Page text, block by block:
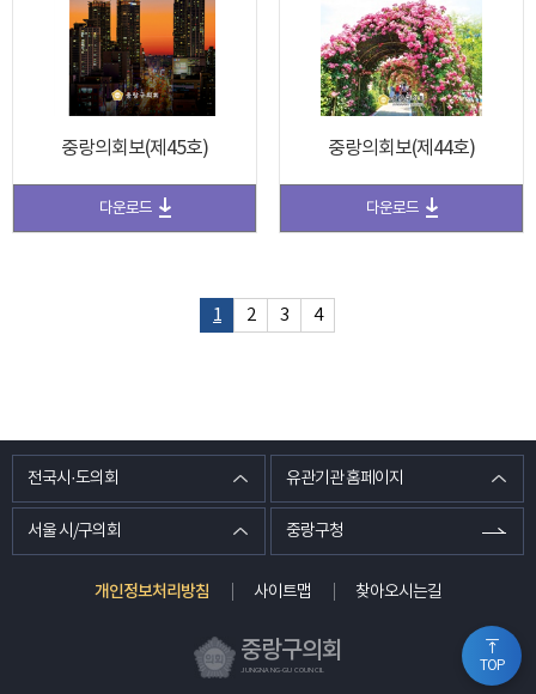
중랑의회보(제45호)
다운로드
중랑의회보(제44호)
다운로드
1 2 3 4
TOP
전국시·도의회 유관기관 홈페이지
서울 시/구의회 중랑구청
개인정보처리방침 사이트맵 찾아오시는길
중랑구의회
JUNGNANG-GU COUNCIL